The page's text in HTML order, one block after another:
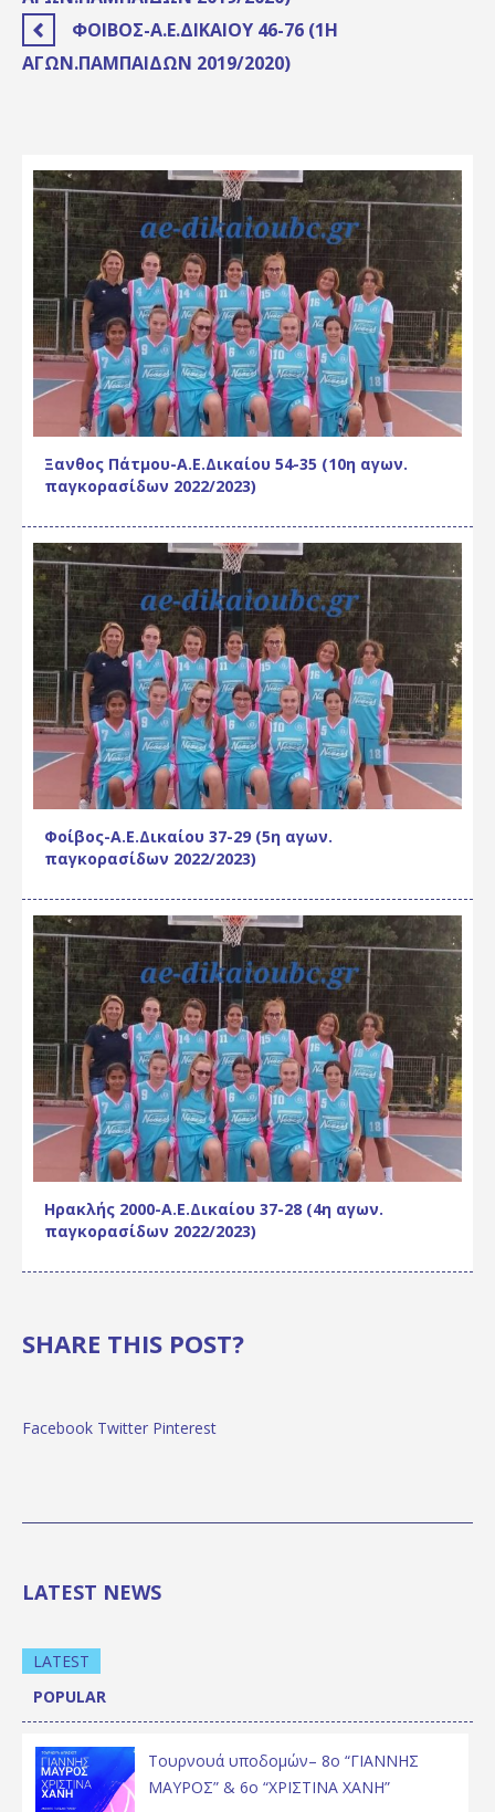
ΦΟΙΒΟΣ-Α.Ε.ΔΙΚΑΊΟΥ 46-76 (1Η
ΑΓΩΝ.ΠΑΜΠΑΊΔΩΝ 2019/2020)
Ξανθος Πάτμου-Α.Ε.Δικαίου 54-35 (10η αγων.
παγκορασίδων 2022/2023)
Φοίβος-Α.Ε.Δικαίου 37-29 (5η αγων.
παγκορασίδων 2022/2023)
Ηρακλής 2000-Α.Ε.Δικαίου 37-28 (4η αγων.
παγκορασίδων 2022/2023)
SHARE THIS POST?
Facebook Twitter Pinterest
LATEST NEWS
LATEST
POPULAR
Τουρνουά υποδομών– 8ο “ΓΙΑΝΝΗΣ
ΜΑΥΡΟΣ” & 6ο “ΧΡΙΣΤΙΝΑ ΧΑΝΗ”